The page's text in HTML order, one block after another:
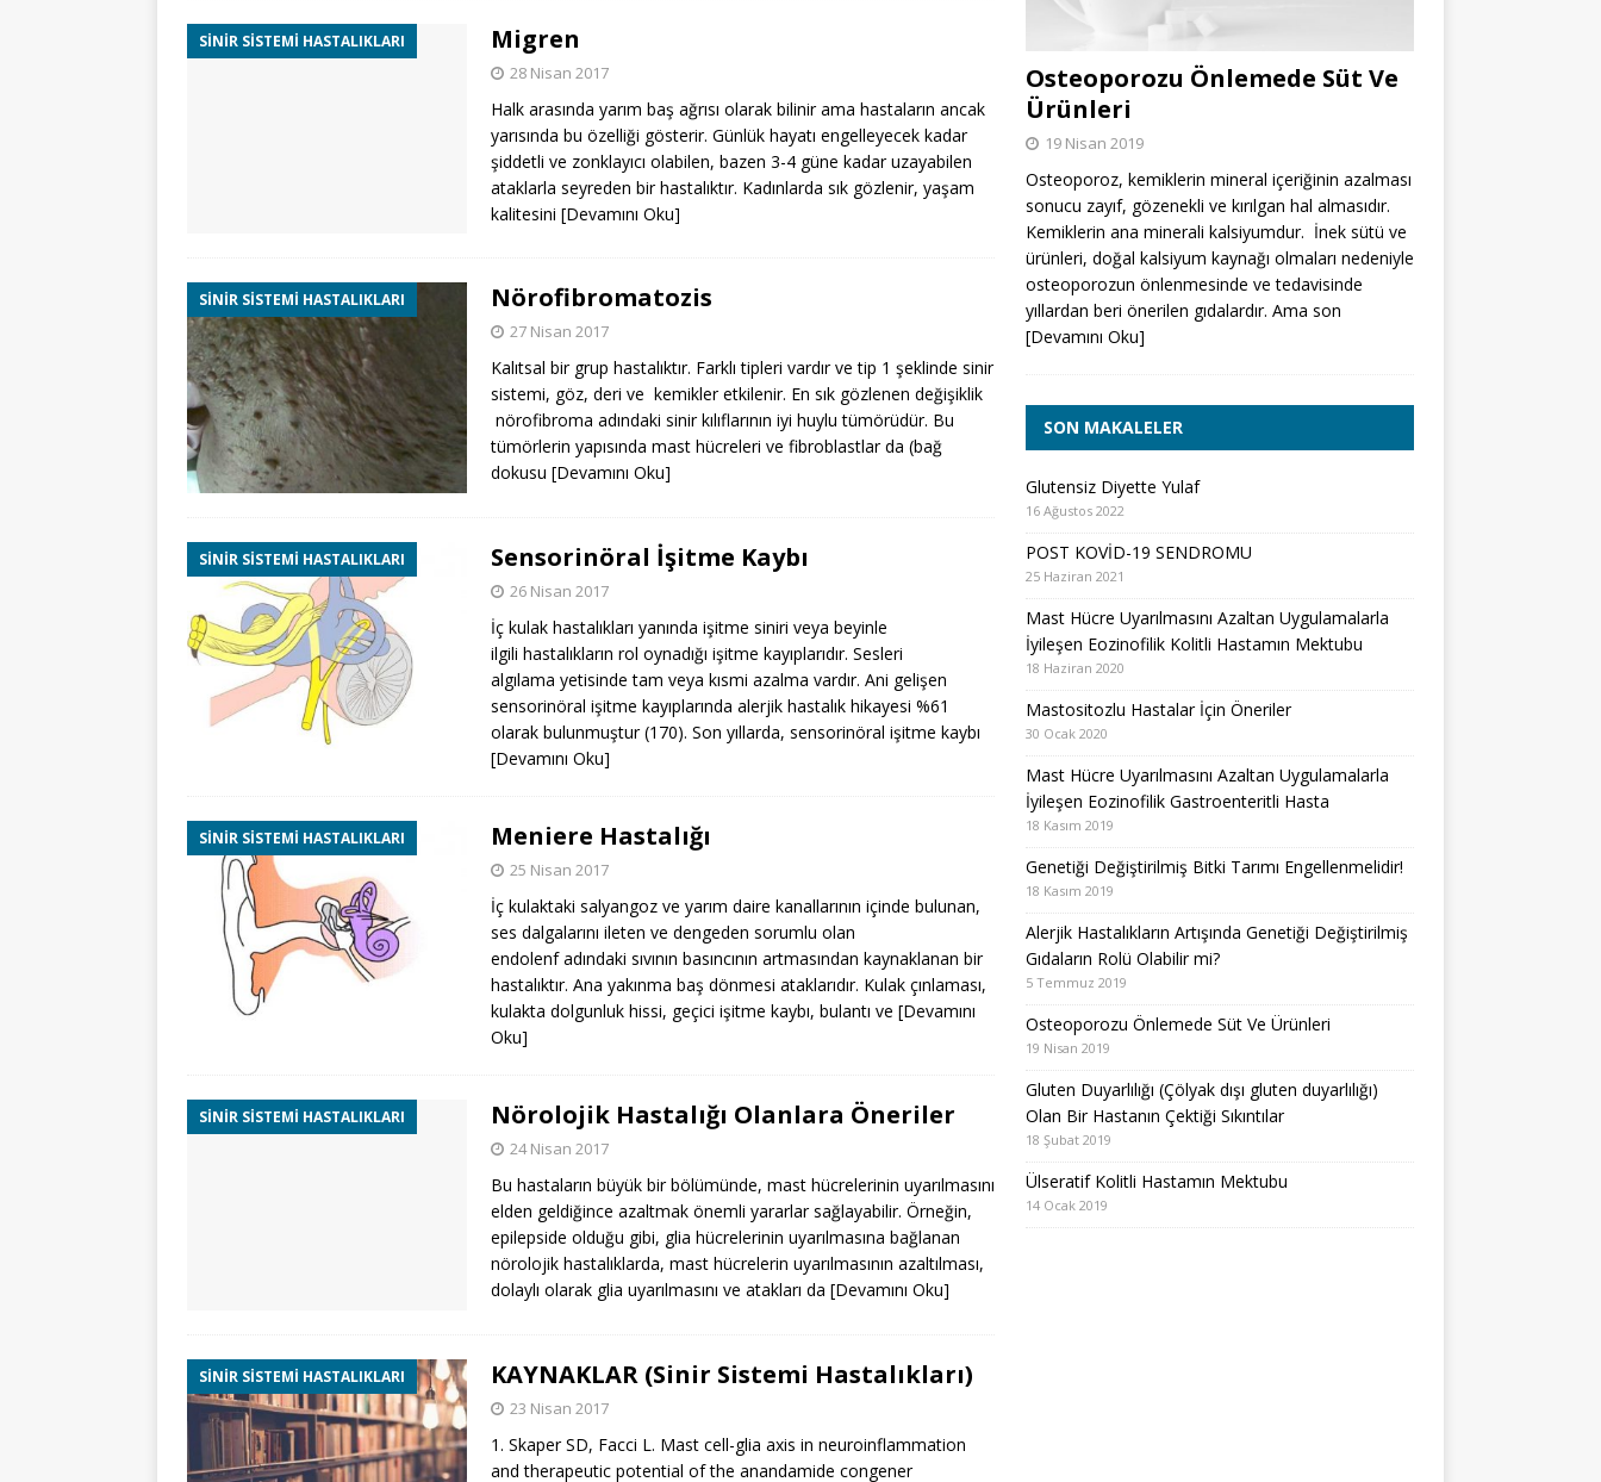
SINIR SISTEMI HASTALIKLARI Migren
28 Nisan 2017
Halk arasında yarım baş ağrısı olarak bilinir ama hastaların ancak
yarısında bu özelliği gösterir. Günlük hayatı engelleyecek kadar
şiddetli ve zonklayıcı olabilen, bazen 3-4 güne kadar uzayabilen
ataklarla seyreden bir hastalıktır. Kadınlarda sık gözlenir, yaşam
kalitesini [Devamını Oku]
SINIR SISTEMI HASTALIKLARI Nörofibromatozis
27 Nisan 2017
Kalıtsal bir grup hastalıktır. Farklı tipleri vardır ve tip 1 şeklinde sinir
sistemi, göz, deri ve kemikler etkilenir. En sık gözlenen değişiklik
nörofibroma adındaki sinir kılıflarının iyi huylu tümörüdür. Bu
tümörlerin yapısında mast hücreleri ve fibroblastlar da (bağ
dokusu [Devamını Oku]
SINIR SISTEMI HASTALIKLARI Sensorinöral İşitme Kaybı
26 Nisan 2017
İç kulak hastalıkları yanında işitme siniri veya beyinle
ilgili hastalıkların rol oynadığı işitme kayıplarıdır. Sesleri
algılama yetisinde tam veya kısmi azalma vardır. Ani gelişen
sensorinöral işitme kayıplarında alerjik hastalık hikayesi %61
olarak bulunmuştur (170). Son yıllarda, sensorinöral işitme kaybı
[Devamını Oku]
SINIR SISTEMI HASTALIKLARI Meniere Hastalığı
25 Nisan 2017
İç kulaktaki salyangoz ve yarım daire kanallarının içinde bulunan,
ses dalgalarını ileten ve dengeden sorumlu olan
endolenf adındaki sıvının basıncının artmasından kaynaklanan bir
hastalıktır. Ana yakınma baş dönmesi ataklarıdır. Kulak çınlaması,
kulakta dolgunluk hissi, geçici işitme kaybı, bulantı ve [Devamını
Oku]
SINIR SISTEMI HASTALIKLARI Nörolojik Hastalığı Olanlara Öneriler
24 Nisan 2017
Bu hastaların büyük bir bölümünde, mast hücrelerinin uyarılmasını
elden geldiğince azaltmak önemli yararlar sağlayabilir. Örneğin,
epilepside olduğu gibi, glia hücrelerinin uyarılmasına bağlanan
nörolojik hastalıklarda, mast hücrelerin uyarılmasının azaltılması,
dolaylı olarak glia uyarılmasını ve atakları da [Devamını Oku]
SINIR SISTEMI HASTALIKLARI KAYNAKLAR (Sinir Sistemi Hastalıkları)
23 Nisan 2017
1. Skaper SD, Facci L. Mast cell-glia axis in neuroinflammation
and therapeutic potential of the anandamide congener
Osteoporozu Önlemede Süt Ve
Ürünleri
19 Nisan 2019
Osteoporoz, kemiklerin mineral içeriğinin azalması
sonucu zayıf, gözenekli ve kırılgan hal almasıdır.
Kemiklerin ana minerali kalsiyumdur. İnek sütü ve
ürünleri, doğal kalsiyum kaynağı olmaları nedeniyle
osteoporozun önlenmesinde ve tedavisinde
yıllardan beri önerilen gıdalardır. Ama son
[Devamını Oku]
SON MAKALELER
Glutensiz Diyette Yulaf
16 Ağustos 2022
POST KOVİD-19 SENDROMU
25 Haziran 2021
Mast Hücre Uyarılmasını Azaltan Uygulamalarla
İyileşen Eozinofilik Kolitli Hastamın Mektubu
18 Haziran 2020
Mastositozlu Hastalar İçin Öneriler
30 Ocak 2020
Mast Hücre Uyarılmasını Azaltan Uygulamalarla
İyileşen Eozinofilik Gastroenteritli Hasta
18 Kasım 2019
Genetiği Değiştirilmiş Bitki Tarımı Engellenmelidir!
18 Kasım 2019
Alerjik Hastalıkların Artışında Genetiği Değiştirilmiş
Gıdaların Rolü Olabilir mi?
5 Temmuz 2019
Osteoporozu Önlemede Süt Ve Ürünleri
19 Nisan 2019
Gluten Duyarlılığı (Çölyak dışı gluten duyarlılığı)
Olan Bir Hastanın Çektiği Sıkıntılar
18 Şubat 2019
Ülseratif Kolitli Hastamın Mektubu
14 Ocak 2019